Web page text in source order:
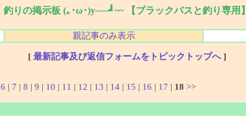
釣りの掲示板 (｡･ω･)y──┛~~ 【ブラックバスと釣り専用】
親記事のみ表示
[ 最新記事及び返信フォームをトピックトップへ]
6 | 7 | 8 | 9 | 10 | 11 | 12 | 13 | 14 | 15 | 16 | 17 | 18 >>